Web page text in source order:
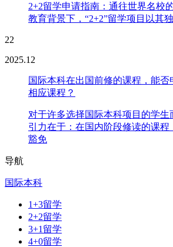
2+2留学申请指南：通往世界名校
教育背景下，“2+2”留学项目以其
22
2025.12
国际本科在出国前修的课程，能
相应课程？
对于许多选择国际本科项目的学生
引力在于：在国内阶段修读的课
豁免
导航
国际本科
1+3留学
2+2留学
3+1留学
4+0留学